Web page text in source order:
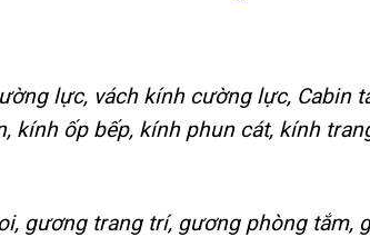
lực, vách kính cường lực, Cabin
kính ốp bếp, kính phun cát, kính
gương trang trí, gương phòng tắm,